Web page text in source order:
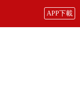
APP下載